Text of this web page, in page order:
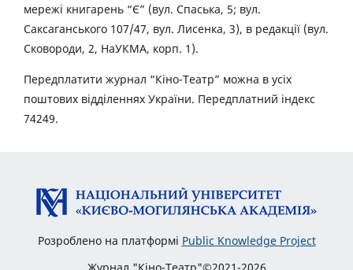
мережі книгарень “Є” (вул. Спаська, 5; вул.
Саксаганського 107/47, вул. Лисенка, 3), в редакції (вул.
Сковороди, 2, НаУКМА, корп. 1).
Передплатити журнал “Кіно-Театр” можна в усіх
поштових відділеннях України. Передплатний індекс
74249.
Розроблено на платформі Public Knowledge Project